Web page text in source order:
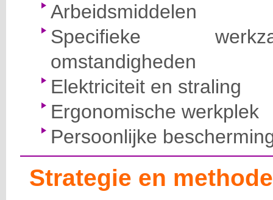
Arbeidsmiddelen
Specifieke
omstandigheden
Elektriciteit en straling
Ergonomische werkplek
Persoonlijke
Strategie en